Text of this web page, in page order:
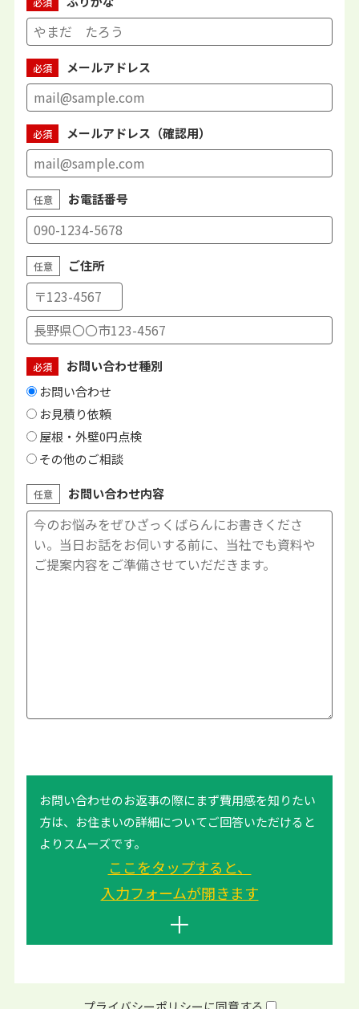
必須 メールアドレス
必須 メールアドレス（確認用）
任意 お電話番号
任意 ご住所
必須
お問い合わせ種別
お問い合わせ
お見積り依頼
屋根・外壁0円点検
その他のご相談
任意 お問い合わせ内容
お問い合わせのお返事の際にまず費用感を知りたい
方は、 お住まいの詳細についてご回答いただけると
よりスムーズです。
ここをタップすると、
入力フォームが開きます